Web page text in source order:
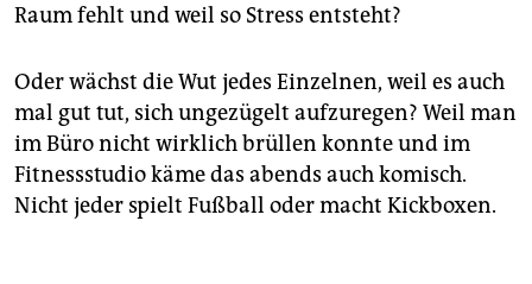
Raum fehlt und weil so Stress entsteht?
Oder wächst die Wut jedes Einzelnen, weil es auch
mal gut tut, sich ungezügelt aufzuregen? Weil man
im Büro nicht wirklich brüllen konnte und im
Fitnessstudio käme das abends auch komisch.
Nicht jeder spielt Fußball oder macht Kickboxen.